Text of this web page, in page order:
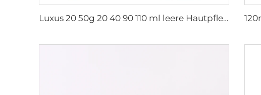
Luxus 20 50g 20 40 90 110 ml leere Hautpflege-Lotion-Creme-Glas-Spray-Sechseck-Kosmetikflasche-Verpackung mit Pumpe